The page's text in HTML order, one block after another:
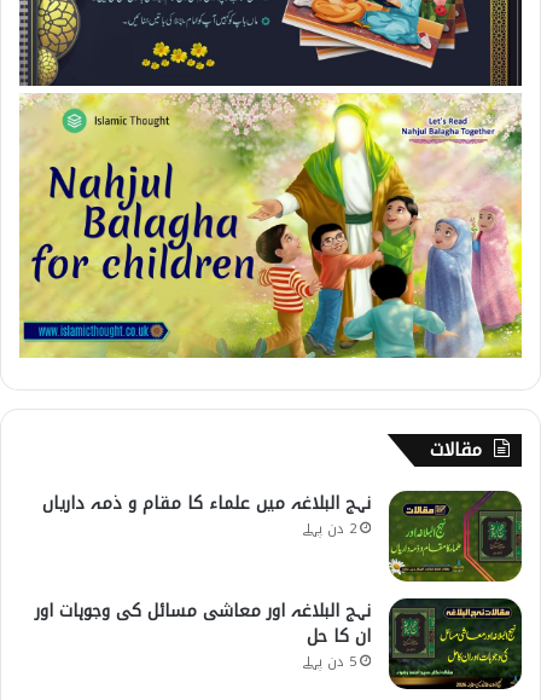
مقالات
نہج البلاغہ میں علماء کا مقام و ذمہ داریاں
2 دن پہلے
نہج البلاغہ اور معاشی مسائل کی وجوہات اور
ان کا حل
5 دن پہلے